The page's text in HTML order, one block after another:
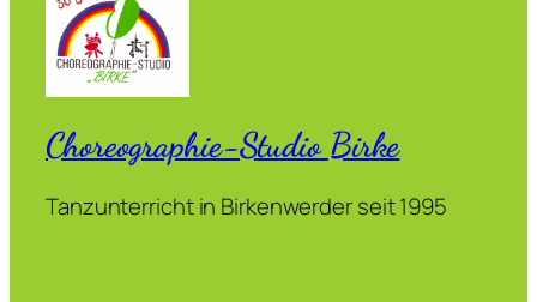
Choreographie-Studio Birke
Tanzunterricht in Birkenwerder seit 1995